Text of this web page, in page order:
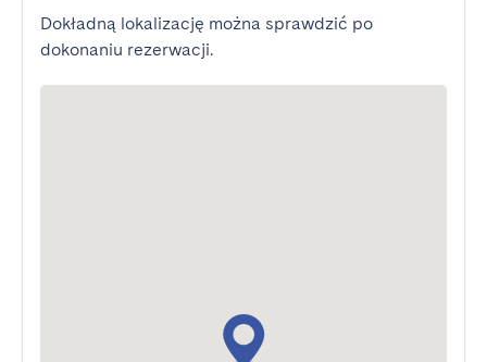
Dokładną lokalizację można sprawdzić po
dokonaniu rezerwacji.